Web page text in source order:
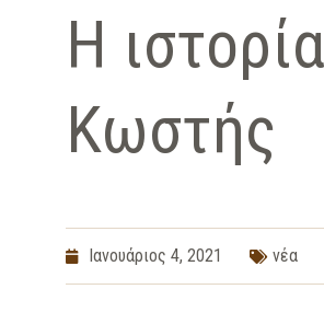
Η
Κωστής
Ιανουάριος 4, 2021 νέα